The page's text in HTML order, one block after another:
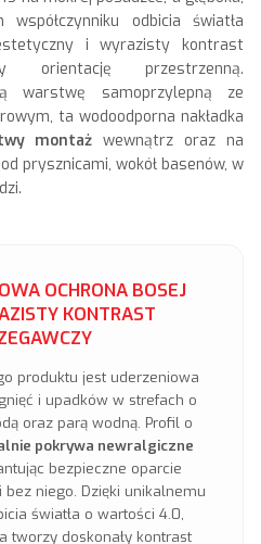
odbicia światła
i wyrazisty kontrast
orientację przestrzenną.
warstwę samoprzylepną ze
ta wodoodporna nakładka
montaż wewnątrz oraz na
prysznicami, wokół basenów, w
OCHRONA BOSEJ
KONTRAST
produktu jest uderzeniowa
i upadków w strefach o
oraz parą wodną. Profil o
pokrywa newralgiczne
bezpieczne oparcie
niego. Dzięki unikalnemu
światła o wartości 4.0,
tworzy doskonały kontrast